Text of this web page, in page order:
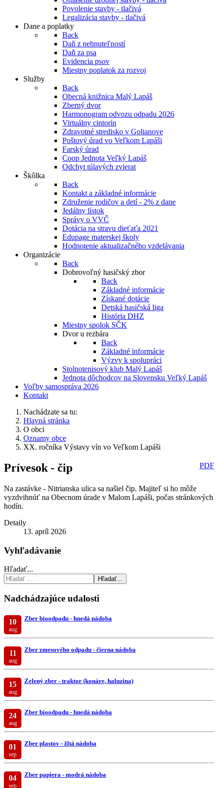
Povolenie stavby - tlačivá
Legalizácia stavby - tlačivá
Dane a poplatky
Back
Daň z nehnuteľností
Daň za psa
Evidencia psov
Miestny poplatok za rozvoj
Služby
Back
Obecná knižnica Malý Lapáš
Zberný dvor
Harmonogram odvozu odpadu 2026
Virtuálny cintorín
Zdravotné stredisko v Golianove
Poštový úrad vo Veľkom Lapáši
Farský úrad
Coop Jednota Veľký Lapáš
Odchyt túlavých zvierat
Škôlka
Back
Kontakt a základné informácie
Združenie rodičov a detí - 2% z dane
Jedálny lístok
Správy o VVČ
Dotácia na stravu dieťaťa 2021
Edupage materskej školy
Hodnotenie aktualizačného vzdelávania
Organizácie
Back
Dobrovoľný hasičský zbor
Back
Základné informácie
Získané dotácie
Detská hasičská liga
História DHZ
Miestny spolok SČK
Dvor u rezbára
Back
Základné informácie
Výzvy k spolupráci
Stolnotenisový klub Malý Lapáš
Jednota dôchodcov na Slovensku Veľký Lapáš
Voľby samospráva 2026
Kontakt
Nachádzate sa tu:
Hlavná stránka
O obci
Oznamy obce
XX. ročníka Výstavy vín vo Veľkom Lapáši
PDF
Prívesok - čip
Na zastávke - Nitrianska ulica sa našiel čip. Majiteľ si ho môže
vyzdvihnúť na Obecnom úrade v Malom Lapáši, počas stránkových
hodín.
Detaily
13. apríl 2026
Vyhľadávanie
Hľadať...
Hľadať...
Nadchádzajúce udalosti
10
aug
Zber bioodpadu - hnedá nádoba
11
aug
Zber zmesového odpadu - čierna nádoba
15
aug
Zelený zber - traktor (konáre, haluzina)
24
aug
Zber bioodpadu - hnedá nádoba
01
sep
Zber plastov - žltá nádoba
04
sep
Zber papiera - modrá nádoba